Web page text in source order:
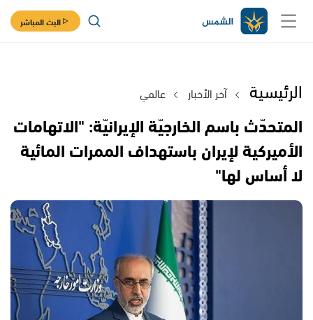
البث المباشر
الرئيسية آخر الأخبار عالمي
المتحدّث باسم الخارجيّة الإيرانيّة: "الاتهامات
الأميركية لإيران باستهداف الممرات المائية
لا أساس لها"